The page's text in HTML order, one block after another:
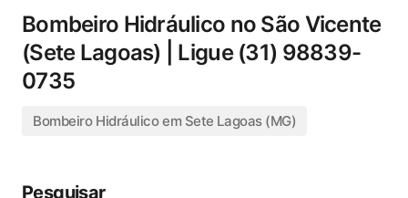
Bombeiro Hidráulico no São Vicente
(Sete Lagoas) | Ligue (31) 98839-
0735
Bombeiro Hidráulico em Sete Lagoas (MG)
Pesquisar